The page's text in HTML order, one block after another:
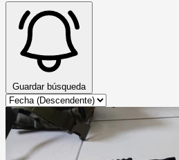
Guardar búsqueda